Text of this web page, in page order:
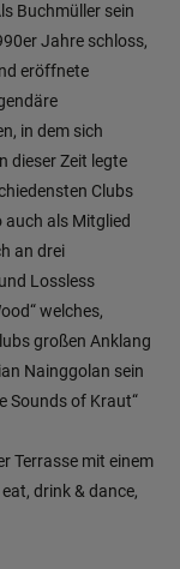
Buchmüller sein
Jahre schloss,
eröffnete
in dem sich
dieser Zeit legte
Clubs
auch als Mitglied
an drei
Lossless
welches,
großen Anklang
Nainggolan sein
Sounds of Kraut“
Terrasse mit einem
drink & dance,